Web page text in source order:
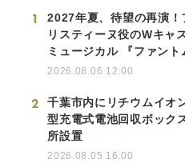
1
2027年夏、待望の再演！
リスティーヌ役のWキャ
ミュージカル 『ファント
2026.08.06 12:00
2
千葉市内にリチウムイオ
型充電式電池回収ボック
所設置
2026.08.05 16:00